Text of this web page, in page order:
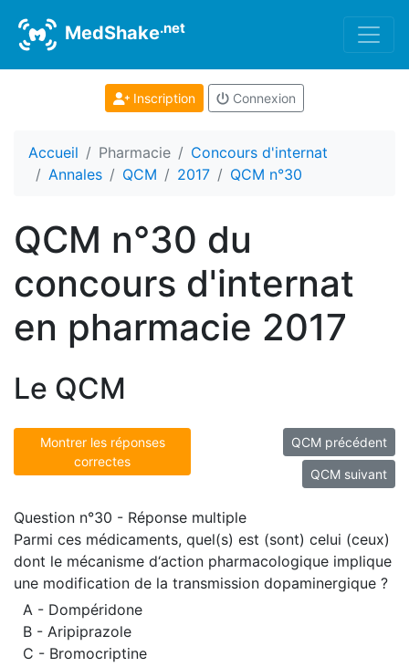
MedShake.net
Inscription Connexion
Accueil Pharmacie
Concours d'internat
Annales
QCM 2017 QCM n°30
QCM n°30 du
concours d'internat
en pharmacie 2017
Le QCM
Montrer les réponses
correctes
QCM précédent
QCM suivant
Question n°30 - Réponse multiple
Parmi ces médicaments, quel(s) est (sont) celui (ceux)
dont le mécanisme d‘action pharmacologique implique
une modification de la transmission dopaminergique ?
A - Dompéridone
B - Aripiprazole
C - Bromocriptine